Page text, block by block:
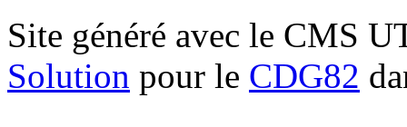
Site généré avec le CMS
Solution pour le CDG82